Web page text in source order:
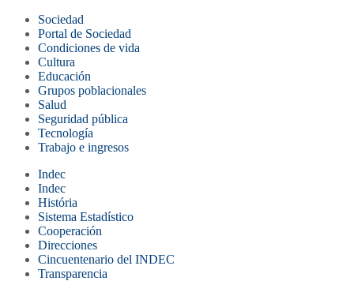
Sociedad
Portal de Sociedad
Condiciones de vida
Cultura
Educación
Grupos poblacionales
Salud
Seguridad pública
Tecnología
Trabajo e ingresos
Indec
Indec
História
Sistema Estadístico
Cooperación
Direcciones
Cincuentenario del INDEC
Transparencia